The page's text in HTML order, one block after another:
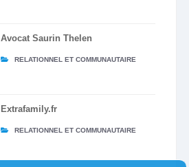
Avocat Saurin Thelen
RELATIONNEL ET COMMUNAUTAIRE
Extrafamily.fr
RELATIONNEL ET COMMUNAUTAIRE